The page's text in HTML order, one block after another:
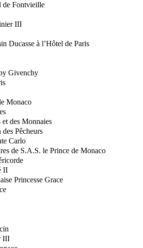
de Fontvieille
III
Ducasse à l’Hôtel de Paris
Givenchy
Monaco
et des Monnaies
Pêcheurs
Carlo
de S.A.S. le Prince de Monaco
II
Princesse Grace
III